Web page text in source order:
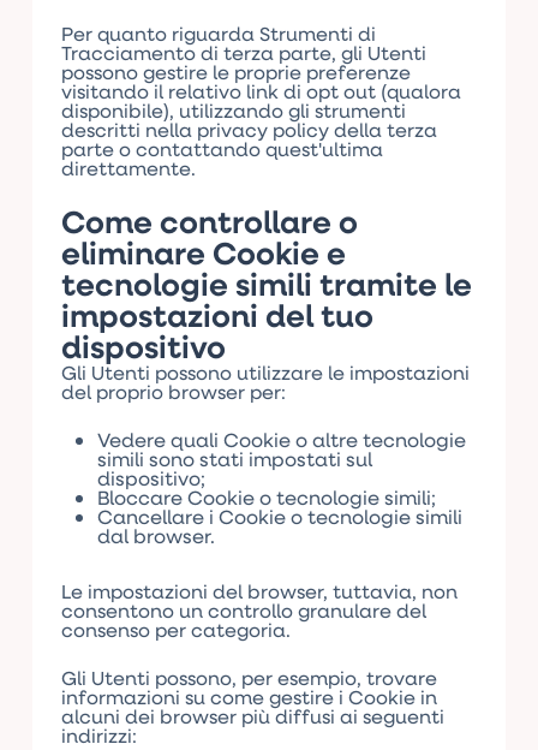
Per quanto riguarda Strumenti di
Tracciamento di terza parte, gli Utenti
possono gestire le proprie preferenze
visitando il relativo link di opt out (qualora
disponibile), utilizzando gli strumenti
descritti nella privacy policy della terza
parte o contattando quest'ultima
direttamente.
Come controllare o
eliminare Cookie e
tecnologie simili tramite le
impostazioni del tuo
dispositivo
Gli Utenti possono utilizzare le impostazioni
del proprio browser per:
Vedere quali Cookie o altre tecnologie
simili sono stati impostati sul
dispositivo;
Bloccare Cookie o tecnologie simili;
Cancellare i Cookie o tecnologie simili
dal browser.
Le impostazioni del browser, tuttavia, non
consentono un controllo granulare del
consenso per categoria.
Gli Utenti possono, per esempio, trovare
informazioni su come gestire i Cookie in
alcuni dei browser più diffusi ai seguenti
indirizzi: